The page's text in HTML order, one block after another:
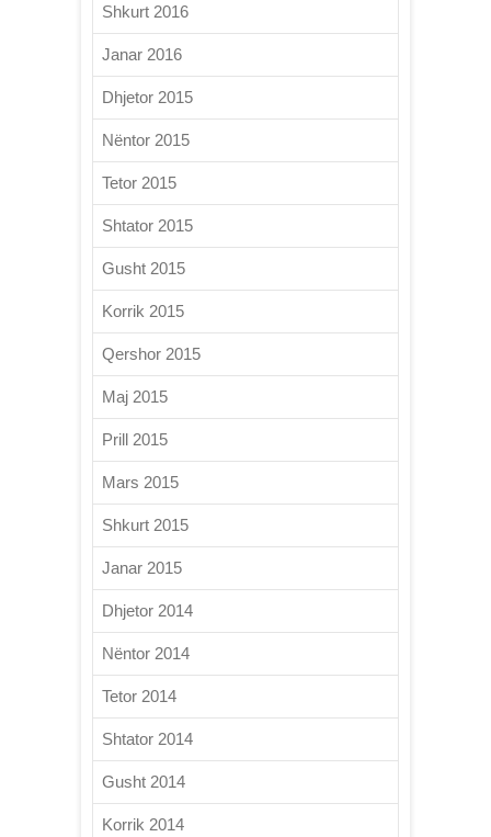
Shkurt 2016
Janar 2016
Dhjetor 2015
Nëntor 2015
Tetor 2015
Shtator 2015
Gusht 2015
Korrik 2015
Qershor 2015
Maj 2015
Prill 2015
Mars 2015
Shkurt 2015
Janar 2015
Dhjetor 2014
Nëntor 2014
Tetor 2014
Shtator 2014
Gusht 2014
Korrik 2014